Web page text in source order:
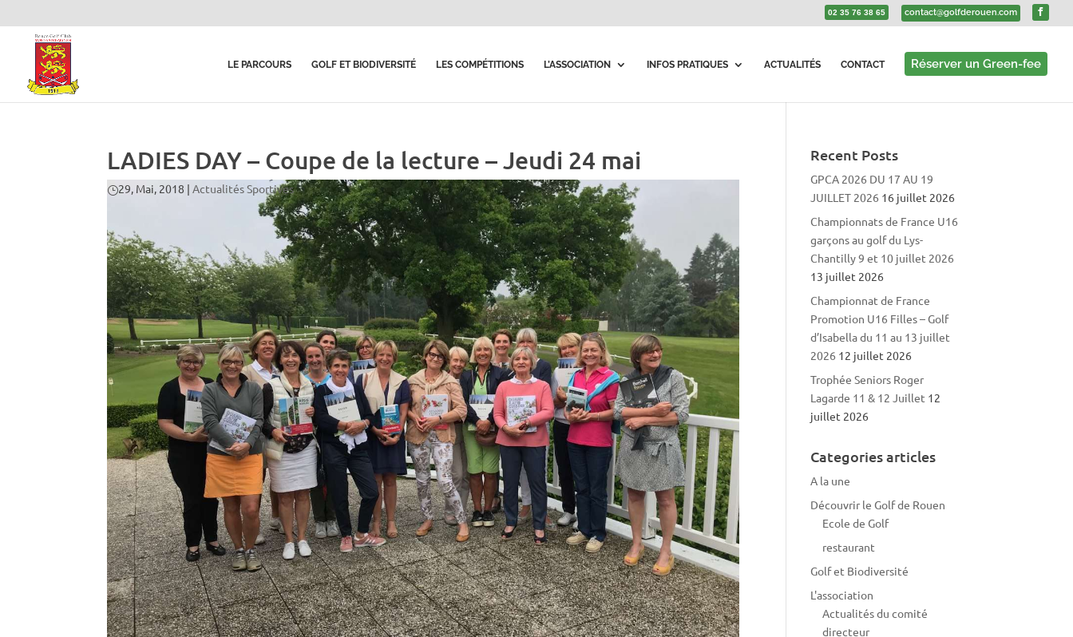
02 35 76 38 65 contact@golfderouen.com
LE PARCOURS GOLF ET BIODIVERSITÉ LES COMPÉTITIONS L’ASSOCIATION INFOS PRATIQUES ACTUALITÉS CONTACT Réserver un Green-fee
LADIES DAY – Coupe de la lecture – Jeudi 24 mai
29, Mai, 2018 |Actualités Sportives
Recent Posts
GPCA 2026 DU 17 AU 19
JUILLET 2026 16 juillet 2026
Championnats de France U16
garçons au golf du Lys-
Chantilly 9 et 10 juillet 2026
13 juillet 2026
Championnat de France
Promotion U16 Filles – Golf
d’Isabella du 11 au 13 juillet
2026 12 juillet 2026
Trophée Seniors Roger
Lagarde 11 & 12 Juillet 12
juillet 2026
Categories articles
A la une
Découvrir le Golf de Rouen
Ecole de Golf
restaurant
Golf et Biodiversité
L'association
Actualités du comité
directeur